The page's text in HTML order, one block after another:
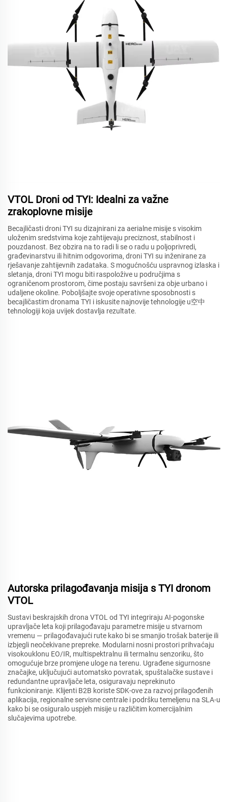
VTOL Droni od TYI: Idealni za važne
zrakoplovne misije
Becajličasti droni TYI su dizajnirani za aerialne misije s visokim
uloženim sredstvima koje zahtijevaju preciznost, stabilnost i
pouzdanost. Bez obzira na to radi li se o radu u poljoprivredi,
građevinarstvu ili hitnim odgovorima, droni TYI su inženirane za
rješavanje zahtijevnih zadataka. S mogućnošću uspravnog izlaska i
sletanja, droni TYI mogu biti raspoložive u područjima s
ograničenom prostorom, čime postaju savršeni za obje urbano i
udaljene okoline. Poboljšajte svoje operativne sposobnosti s
becajličastim dronama TYI i iskusite najnovije tehnologije u空中
tehnologiji koja uvijek dostavlja rezultate.
Autorska prilagođavanja misija s TYI dronom
VTOL
Sustavi beskrajskih drona VTOL od TYI integriraju AI-pogonske
upravljače leta koji prilagođavaju parametre misije u stvarnom
vremenu — prilagođavajući rute kako bi se smanjio trošak baterije ili
izbjegli neočekivane prepreke. Modularni nosni prostori prihvaćaju
visokouklonu EO/IR, multispektralnu ili termalnu senzoriku, što
omogućuje brze promjene uloge na terenu. Ugrađene sigurnosne
značajke, uključujući automatsko povratak, spuštalačke sustave i
redundantne upravljače leta, osiguravaju neprekinuto
funkcioniranje. Klijenti B2B koriste SDK-ove za razvoj prilagođenih
aplikacija, regionalne servisne centrale i podršku temeljenu na SLA-u
kako bi se osiguralo uspjeh misije u različitim komercijalnim
slučajevima upotrebe.